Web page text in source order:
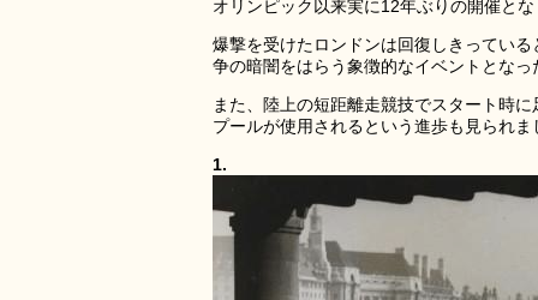
オリンピック以来実に12年ぶりの開催と
爆撃を受けたロンドンは回復しきってい
争の暗闇をはらう象徴的なイベントとなっ
また、陸上の短距離走競技でスタート時
プールが使用されるという進歩も見られま
1.